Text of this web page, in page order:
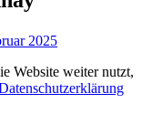
2025
Website weiter nutzt,